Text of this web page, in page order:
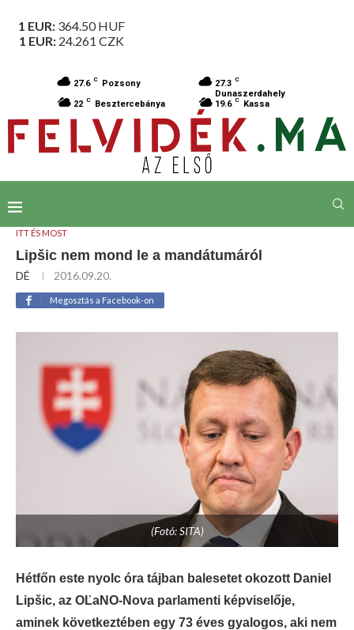
1 EUR: 364.50HUF
1 EUR: 24.261 CZK
27.6 C Pozsony 27.3 C
Dunaszerdahely
22 C Besztercebánya 19.6 C Kassa
ITT ÉS MOST
Lipšic nem mond le a mandátumáról
DÉ 2016.09.20.
Megosztás a Facebook-on
(Fotó: SITA)
Hétfőn este nyolc óra tájban balesetet okozott Daniel
Lipšic, az OĽaNO-Nova parlamenti képviselője,
aminek következtében egy 73 éves gyalogos, aki nem